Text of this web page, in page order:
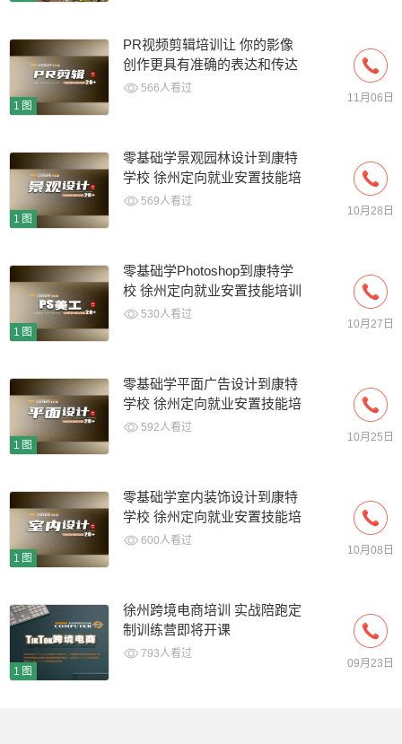
1图
PR视频剪辑培训让 你的影像
创作更具有准确的表达和传达
效果566人看过
11月06日
1图
零基础学景观园林设计到康特
学校 徐州定向就业安置技能培
训 569人看过
10月28日
1图
零基础学Photoshop到康特学
校 徐州定向就业安置技能培训
530人看过
10月27日
1图
零基础学平面广告设计到康特
学校 徐州定向就业安置技能培
训 592人看过
10月25日
1图
零基础学室内装饰设计到康特
学校 徐州定向就业安置技能培
训 600人看过
10月08日
1图
徐州跨境电商培训 实战陪跑定
制训练营即将开课
793人看过
09月23日